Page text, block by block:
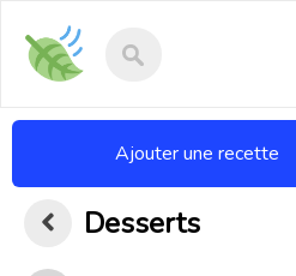
Recettes-
vegan
Ajouter une recette
Desserts